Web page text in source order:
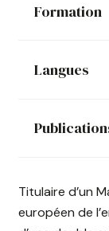
Formation
Langues
Titulaire d’un
européen de